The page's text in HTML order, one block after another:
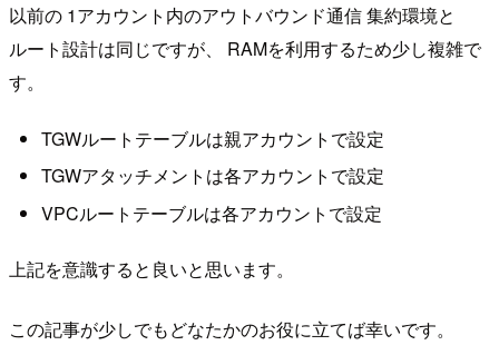
以前の 1アカウント内のアウトバウンド通信 集約環境と
ルート設計は同じですが、 RAMを利用するため少し複雑で
す。
TGWルートテーブルは親アカウントで設定
TGWアタッチメントは各アカウントで設定
VPCルートテーブルは各アカウントで設定
上記を意識すると良いと思います。
この記事が少しでもどなたかのお役に立てば幸いです。